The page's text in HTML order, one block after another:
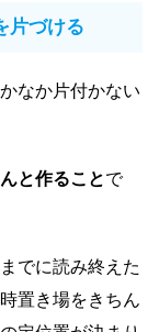
片づける
なか片付かない
と作ることで
でに読み終えた
置き場をきちん